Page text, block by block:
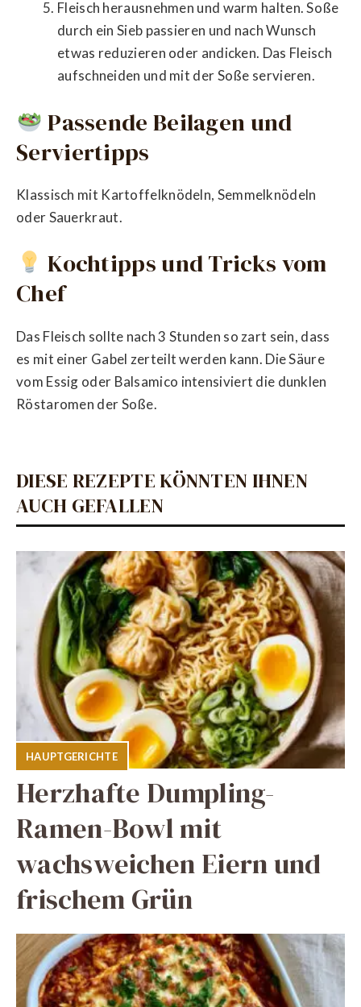
Fleisch herausnehmen und warm halten. Soße
durch ein Sieb passieren und nach Wunsch
etwas reduzieren oder andicken. Das Fleisch
aufschneiden und mit der Soße servieren.
Passende Beilagen und
Serviertipps
Klassisch mit Kartoffelknödeln, Semmelknödeln
oder Sauerkraut.
Kochtipps und Tricks vom
Chef
Das Fleisch sollte nach 3 Stunden so zart sein, dass
es mit einer Gabel zerteilt werden kann. Die Säure
vom Essig oder Balsamico intensiviert die dunklen
Röstaromen der Soße.
DIESE REZEPTE KÖNNTEN IHNEN
AUCH GEFALLEN
HAUPTGERICHTE
Herzhafte Dumpling-
Ramen-Bowl mit
wachsweichen Eiern und
frischem Grün